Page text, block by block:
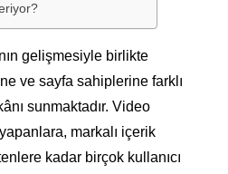
gelişmesiyle birlikte
ve sayfa sahiplerine farklı
sunmaktadır. Video
markalı içerik
kadar birçok kullanıcı